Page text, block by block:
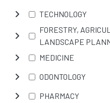
TECHNOLOGY
FORESTRY,
LANDSCAPE
MEDICINE
ODONTOLOGY
PHARMACY